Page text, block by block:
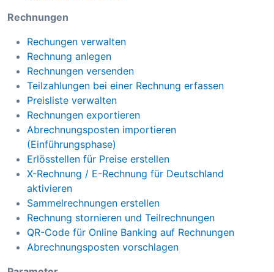
Rechnungen
Rechungen verwalten
Rechnung anlegen
Rechnungen versenden
Teilzahlungen bei einer Rechnung erfassen
Preisliste verwalten
Rechnungen exportieren
Abrechnungsposten importieren
(Einführungsphase)
Erlösstellen für Preise erstellen
X-Rechnung / E-Rechnung für Deutschland
aktivieren
Sammelrechnungen erstellen
Rechnung stornieren und Teilrechnungen
QR-Code für Online Banking auf Rechnungen
Abrechnungsposten vorschlagen